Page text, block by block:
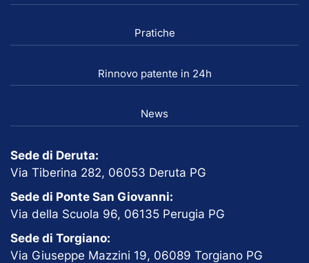
Pratiche
Rinnovo patente in 24h
News
Sede di Deruta:
Via Tiberina 282, 06053 Deruta PG
Sede di Ponte San Giovanni:
Via della Scuola 96, 06135 Perugia PG
Sede di Torgiano:
Via Giuseppe Mazzini 19, 06089 Torgiano PG